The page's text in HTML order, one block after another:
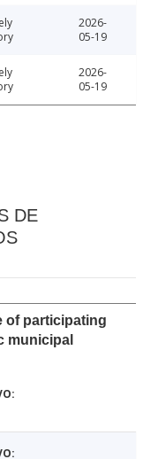
2026-
05-19
2026-
05-19
DE
of participating
municipal